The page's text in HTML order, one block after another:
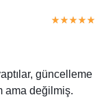
güncelleme
ama değilmiş.